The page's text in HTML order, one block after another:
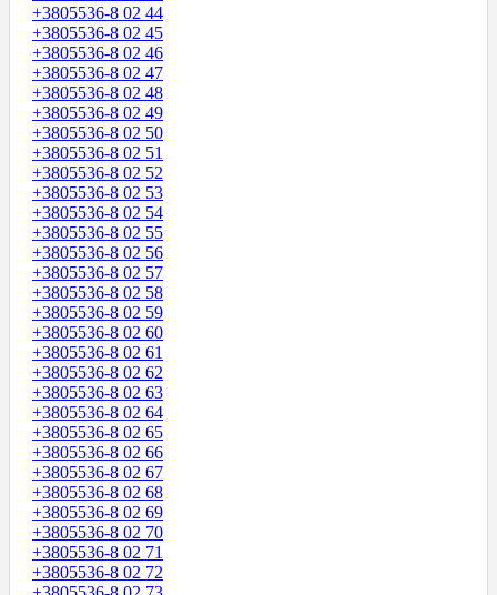
+3805536-8 02 44
+3805536-8 02 45
+3805536-8 02 46
+3805536-8 02 47
+3805536-8 02 48
+3805536-8 02 49
+3805536-8 02 50
+3805536-8 02 51
+3805536-8 02 52
+3805536-8 02 53
+3805536-8 02 54
+3805536-8 02 55
+3805536-8 02 56
+3805536-8 02 57
+3805536-8 02 58
+3805536-8 02 59
+3805536-8 02 60
+3805536-8 02 61
+3805536-8 02 62
+3805536-8 02 63
+3805536-8 02 64
+3805536-8 02 65
+3805536-8 02 66
+3805536-8 02 67
+3805536-8 02 68
+3805536-8 02 69
+3805536-8 02 70
+3805536-8 02 71
+3805536-8 02 72